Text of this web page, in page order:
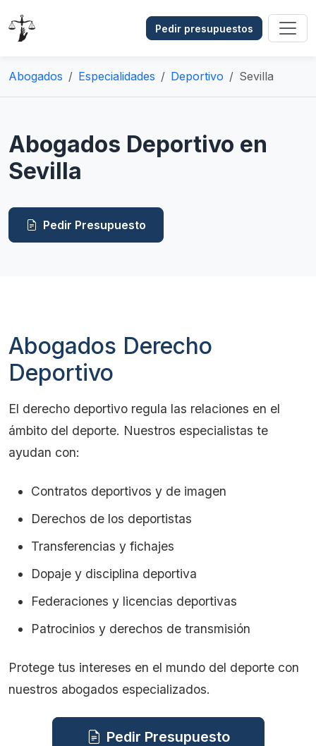
Pedir presupuestos
Abogados Especialidades Deportivo Sevilla
Abogados Deportivo en
Sevilla
Pedir Presupuesto
Abogados Derecho
Deportivo
El derecho deportivo regula las relaciones en el
ámbito del deporte. Nuestros especialistas te
ayudan con:
Contratos deportivos y de imagen
Derechos de los deportistas
Transferencias y fichajes
Dopaje y disciplina deportiva
Federaciones y licencias deportivas
Patrocinios y derechos de transmisión
Protege tus intereses en el mundo del deporte con
nuestros abogados especializados.
Pedir Presupuesto